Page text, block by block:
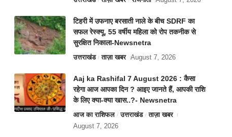
टिहरी में उफनाए बरसाती नाले के बीच SDRF का
सफल रेस्क्यू, 55 वर्षीय महिला को रोप तकनीक से
सुरक्षित निकाला-Newsnetra
उत्तराखंड ताज़ा खबर August 7, 2026
Aaj ka Rashifal 7 August 2026 : कैसा
रहेगा आज आपका दिन ? आइए जानते हैं, आपकी राशि
के लिए क्या-क्या खास..?- Newsnetra
आज का राशिफल उत्तराखंड
ताज़ा खबर
August 7, 2026